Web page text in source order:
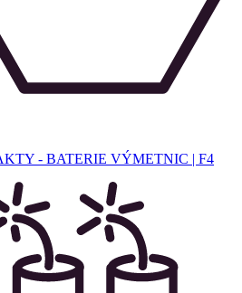
- BATERIE VÝMETNIC | F4